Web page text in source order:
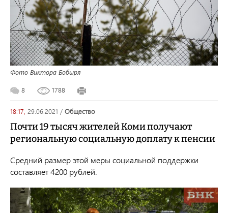
Фото Виктора Бобыря
8 1788
18:17, 29.06.2021 / общество
Почти 19 тысяч жителей Коми получают
региональную социальную доплату к пенсии
Средний размер этой меры социальной поддержки
составляет 4200 рублей.